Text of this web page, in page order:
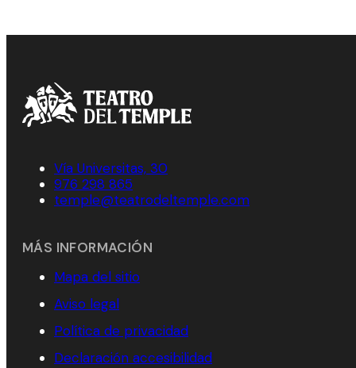
Vía Universitas, 30
976 298 865
temple@teatrodeltemple.com
MÁS INFORMACIÓN
Mapa del sitio
Aviso legal
Política de privacidad
Declaración accesibilidad